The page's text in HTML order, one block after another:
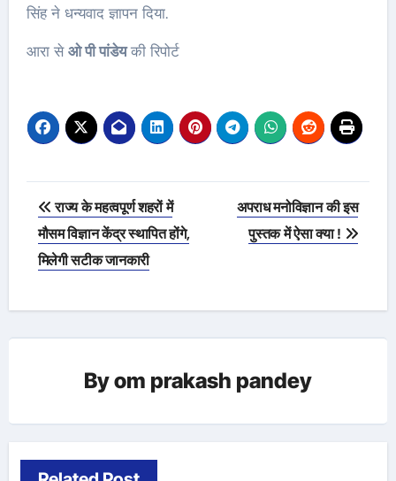
सिंह ने धन्यवाद ज्ञापन दिया.
आरा सेओ पी पांडेयकी रिपोर्ट
Post
navigation
राज्य के महत्वपूर्ण शहरों में
मौसम विज्ञान केंद्र स्थापित होंगे,
मिलेगी सटीक जानकारी
अपराध मनोविज्ञान की इस
पुस्तक में ऐसा क्या !
Byom prakash pandey